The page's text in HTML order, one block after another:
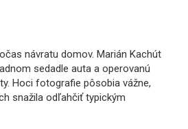
návratu domov. Marián Kachút
sedadle auta a operovanú
Hoci fotografie pôsobia vážne,
snažila odľahčiť typickým